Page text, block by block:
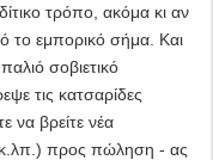
τρόπο, ακόμα κι αν
το εμπορικό σήμα. Και
σοβιετικό
τις κατσαρίδες
να βρείτε νέα
προς πώληση - ας